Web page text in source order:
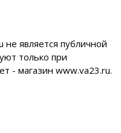
является публичной
только при
- магазин www.va23.ru.